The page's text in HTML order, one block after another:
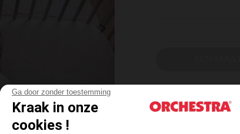
Ga door zonder toestemming
Kraak in onze
cookies !